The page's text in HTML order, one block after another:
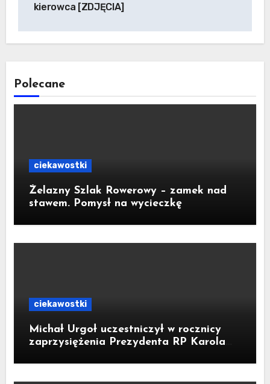
kierowca [ZDJĘCIA]
Polecane
ciekawostki
Żelazny Szlak Rowerowy – zamek nad
stawem. Pomysł na wycieczkę
ciekawostki
Michał Urgoł uczestniczył w rocznicy
zaprzysiężenia Prezydenta RP Karola